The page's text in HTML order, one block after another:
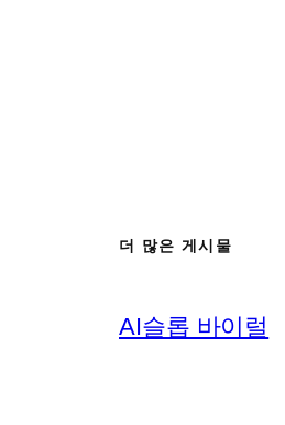
더 많은 게시물
AI슬롭 바이럴